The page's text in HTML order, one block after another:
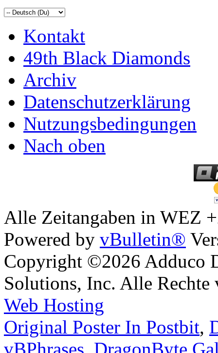
Kontakt
49th Black Diamonds
Archiv
Datenschutzerklärung
Nutzungsbedingungen
Nach oben
Alle Zeitangaben in WEZ
Powered by vBulletin®
Copyright ©2026 Adduco
Solutions, Inc. Alle Rechte
Web Hosting
Original Poster In Postbit,